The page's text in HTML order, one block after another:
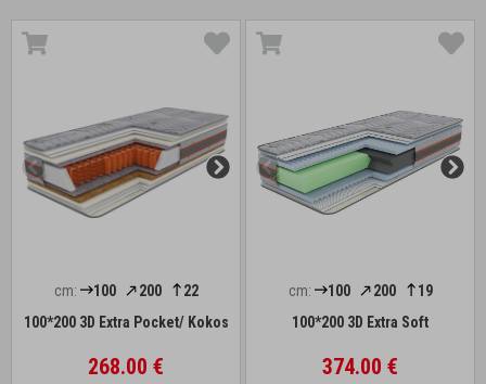
cm: 100 200
22
100*200 3D Extra Pocket/ Kokos
268.00 €
cm: 100 200
19
100*200 3D Extra Soft
374.00 €